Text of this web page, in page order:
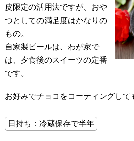
皮限定の活用法ですが、おや
つとしての満足度はかなりの
もの。
自家製ピールは、わが家で
は、夕食後のスイーツの定番
です。
お好みでチョコをコーティングして
日持ち：冷蔵保存で半年